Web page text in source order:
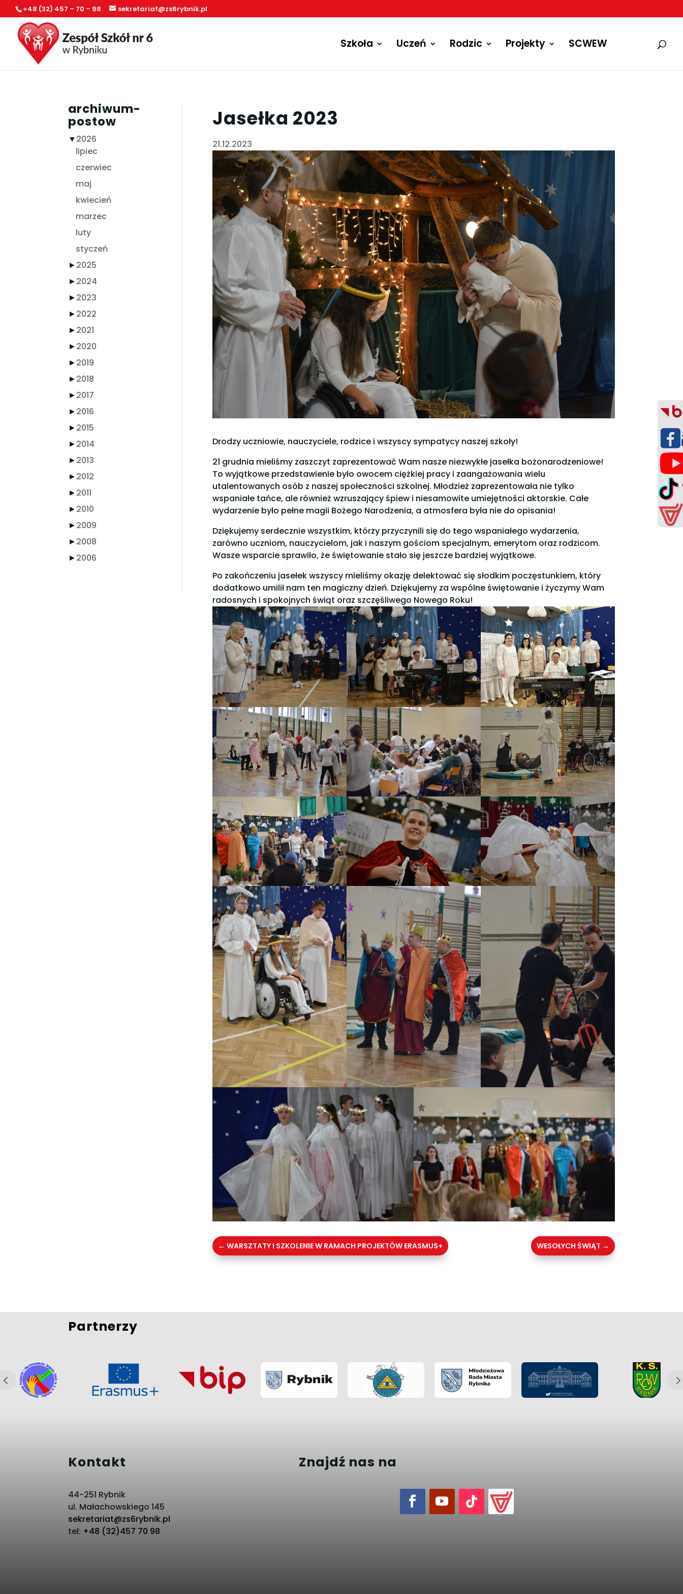
+48 (32) 457 – 70 – 98 sekretariat@zs6rybnik.pl
Szkoła Uczeń Rodzic Projekty SCWEW
archiwum-
postow
▼2026
lipiec
czerwiec
maj
kwiecień
marzec
luty
styczeń
►2025
►2024
►2023
►2022
►2021
►2020
►2019
►2018
►2017
►2016
►2015
►2014
►2013
►2012
►2011
►2010
►2009
►2008
►2006
Jasełka 2023
21.12.2023
Drodzy uczniowie, nauczyciele, rodzice i wszyscy sympatycy naszej szkoły!
21 grudnia mieliśmy zaszczyt zaprezentować Wam nasze niezwykłe jasełka bożonarodzeniowe!
To wyjątkowe przedstawienie było owocem ciężkiej pracy i zaangażowania wielu
utalentowanych osób z naszej społeczności szkolnej. Młodzież zaprezentowała nie tylko
wspaniałe tańce, ale również wzruszający śpiew i niesamowite umiejętności aktorskie. Całe
wydarzenie było pełne magii Bożego Narodzenia, a atmosfera była nie do opisania!
Dziękujemy serdecznie wszystkim, którzy przyczynili się do tego wspaniałego wydarzenia,
zarówno uczniom, nauczycielom, jak i naszym gościom specjalnym, emerytom oraz rodzicom.
Wasze wsparcie sprawiło, że świętowanie stało się jeszcze bardziej wyjątkowe.
Po zakończeniu jasełek wszyscy mieliśmy okazję delektować się słodkim poczęstunkiem, który
dodatkowo umilił nam ten magiczny dzień. Dziękujemy za wspólne świętowanie i życzymy Wam
radosnych i spokojnych świąt oraz szczęśliwego Nowego Roku!
← WARSZTATY I SZKOLENIE W RAMACH PROJEKTÓW ERASMUS+ WESOŁYCH ŚWIĄT →
Partnerzy
Kontakt
44-251 Rybnik
ul. Małachowskiego 145
sekretariat@zs6rybnik.pl
tel: +48 (32)457 70 98
Znajdź nas na